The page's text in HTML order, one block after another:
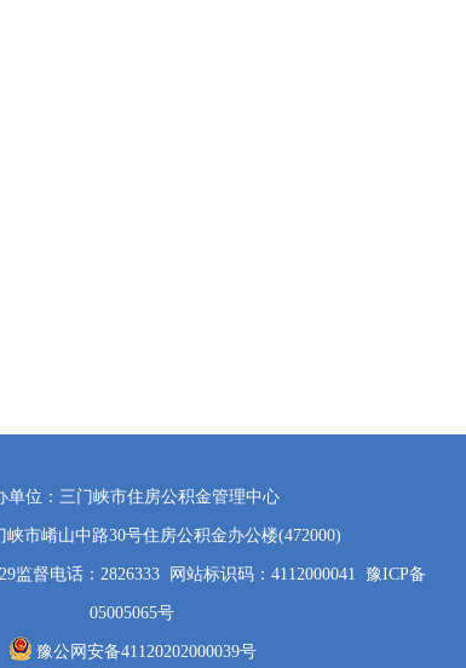
单位：三门峡市住房公积金管理中心
峡市崤山中路30号住房公积金办公楼(472000)
监督电话：2826333 网站标识码：4112000041 豫ICP备
05005065号
豫公网安备41120202000039号